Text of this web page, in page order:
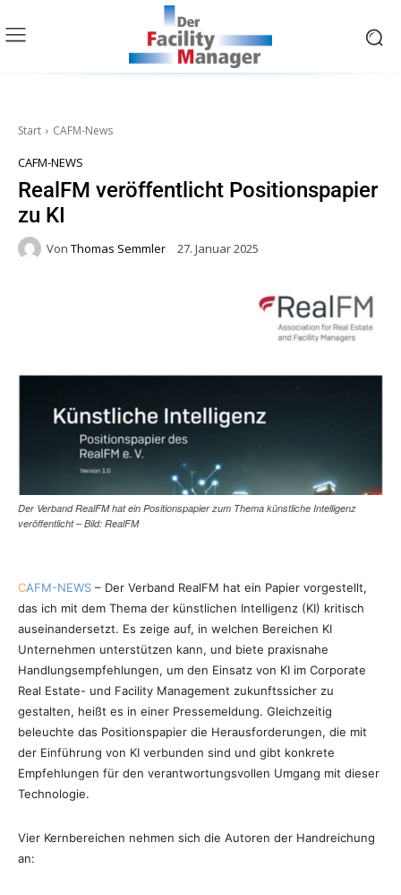
Start CAFM-News
CAFM-NEWS
RealFM veröffentlicht Positionspapier
zu KI
Von Thomas Semmler 27. Januar 2025
Der Verband RealFM hat ein Positionspapier zum Thema künstliche Intelligenz
veröffentlicht – Bild: RealFM
CAFM-NEWS – Der Verband RealFM hat ein Papier vorgestellt,
das ich mit dem Thema der künstlichen Intelligenz (KI) kritisch
auseinandersetzt. Es zeige auf, in welchen Bereichen KI
Unternehmen unterstützen kann, und biete praxisnahe
Handlungsempfehlungen, um den Einsatz von KI im Corporate
Real Estate- und Facility Management zukunftssicher zu
gestalten, heißt es in einer Pressemeldung. Gleichzeitig
beleuchte das Positionspapier die Herausforderungen, die mit
der Einführung von KI verbunden sind und gibt konkrete
Empfehlungen für den verantwortungsvollen Umgang mit dieser
Technologie.
Vier Kernbereichen nehmen sich die Autoren der Handreichung
an: